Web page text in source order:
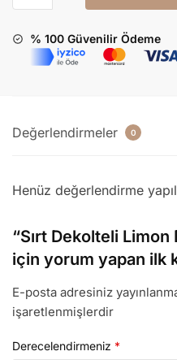
% 100 Güvenilir Ödeme
Değerlendirmeler 0
Henüz değerlendirme
“Sırt Dekolteli
için yorum yapan ilk
E-posta adresiniz
işaretlenmişlerdir
Derecelendirmeniz *